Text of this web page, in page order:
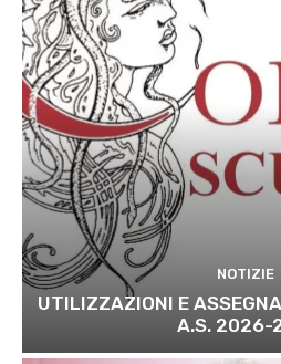
NOTIZIE
UTILIZZAZIONI E
A.S. 2026-